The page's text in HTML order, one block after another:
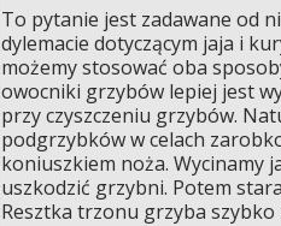
To pytanie jest zadawane od
dylemacie dotyczącym jaja i
możemy stosować oba
owocniki grzybów lepiej jest
przy czyszczeniu grzybów.
podgrzybków w celach
koniuszkiem noża. Wycinamy
uszkodzić grzybni. Potem
Resztka trzonu grzyba